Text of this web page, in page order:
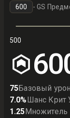
-GS
500
75Базовый урон
7.0%Шанс Крит
1.25Множитель